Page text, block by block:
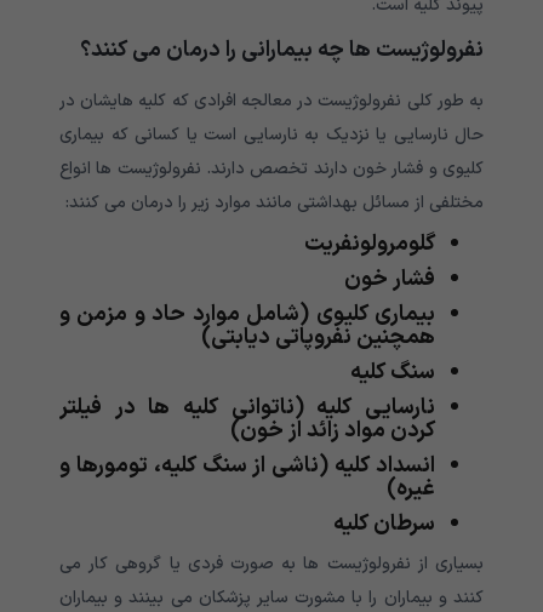
پیوند کلیه است.
نفرولوژیست ها چه بیمارانی را درمان می کنند؟
به طور کلی نفرولوژیست در معالجه افرادی که کلیه هایشان در
حال نارسایی یا نزدیک به نارسایی است یا کسانی که بیماری
کلیوی و فشار خون دارند تخصص دارند. نفرولوژیست ها انواع
مختلفی از مسائل بهداشتی مانند موارد زیر را درمان می کنند:
گلومرولونفریت
فشار خون
بیماری کلیوی (شامل موارد حاد و مزمن و
همچنین نفروپاتی دیابتی)
سنگ کلیه
نارسایی کلیه (ناتوانی کلیه ها در فیلتر
کردن مواد زائد از خون)
انسداد کلیه (ناشی از سنگ کلیه، تومورها و
غیره)
سرطان کلیه
بسیاری از نفرولوژیست ها به صورت فردی یا گروهی کار می
کنند و بیماران را با مشورت سایر پزشکان می بینند و بیماران